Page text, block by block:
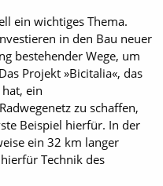
ein wichtiges Thema.
in den Bau neuer
bestehender Wege, um
Projekt »Bicitalia«, das
ein
zu schaffen,
Beispiel hierfür. In der
ein 32 km langer
Technik des